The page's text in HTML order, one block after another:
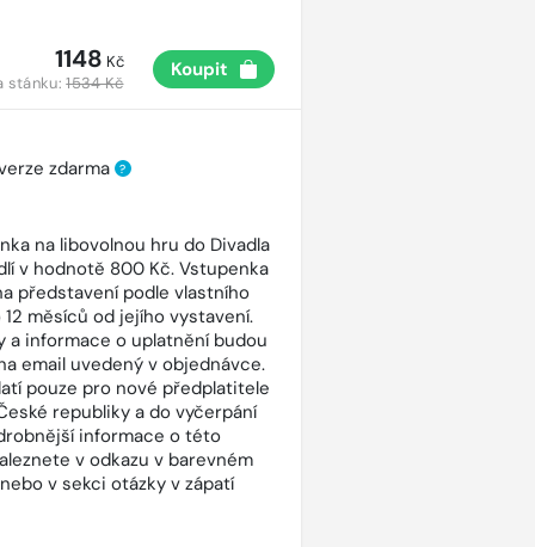
1148 Kč
stánku:1534 Kč
Koupit
zdarma ?
na libovolnou hru do Divadla
v hodnotě 800 Kč. Vstupenka
představení podle vlastního
měsíců od jejího vystavení.
a informace o uplatnění budou
email uvedený v objednávce.
pouze pro nové předplatitele
republiky a do vyčerpání
informace o této
v odkazu v barevném
v sekci otázky v zápatí